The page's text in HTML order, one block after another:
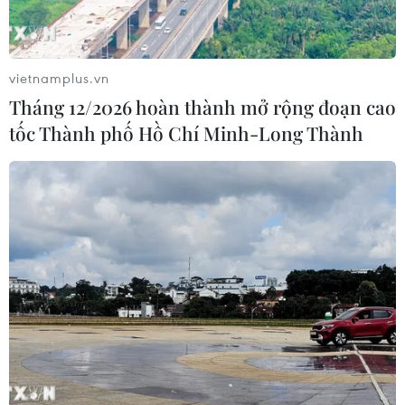
Thái Lan: Ôtô lao vào trung tâm
chăm sóc trẻ làm khoảng nạn nhân
bị thương
07/08/2026 08:13
Thủ tướng Thái Lan chỉ đạo khẩn sau
vụ xả súng tại trường học
07/08/2026 06:37
Thái Lan: Xả súng gây thương vong
tại trường học ở Nonthaburi
07/08/2026 05:12
vietnamplus.vn
Tháng 12/2026 hoàn thành mở rộng đoạn cao
tốc Thành phố Hồ Chí Minh-Long Thành